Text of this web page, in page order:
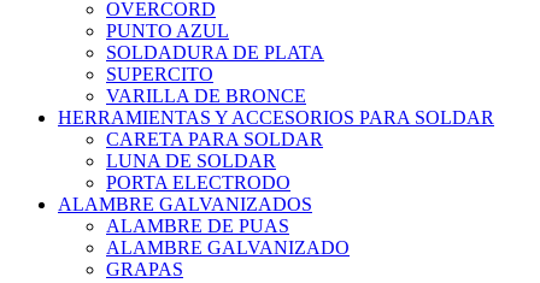
OVERCORD
PUNTO AZUL
SOLDADURA DE PLATA
SUPERCITO
VARILLA DE BRONCE
HERRAMIENTAS Y ACCESORIOS PARA SOLDAR
CARETA PARA SOLDAR
LUNA DE SOLDAR
PORTA ELECTRODO
ALAMBRE GALVANIZADOS
ALAMBRE DE PUAS
ALAMBRE GALVANIZADO
GRAPAS